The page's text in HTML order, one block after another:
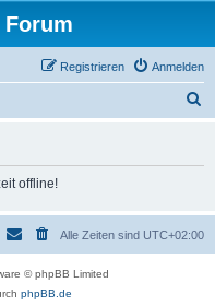
Forum
Anmelden
Registrieren
offline!
Alle Zeiten sind UTC+02:00
© phpBB Limited
phpBB.de